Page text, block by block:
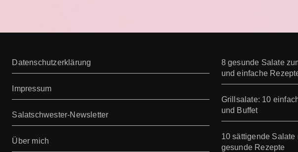
Datenschutzerklärung
Impressum
Salatschwester-Newsletter
Über mich
8 gesunde Salate
und einfache
Grillsalate: 10
und Buffet
10 sättigende
gesunde Rezepte